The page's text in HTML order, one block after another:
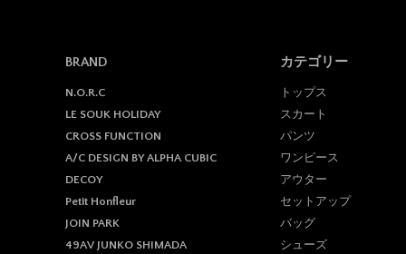
BRAND
N.O.R.C
LE SOUK HOLIDAY
CROSS FUNCTION
A/C DESIGN BY ALPHA CUBIC
DECOY
Petit Honfleur
JOIN PARK
49AV JUNKO SHIMADA
カテゴリー
トップス
スカート
パンツ
ワンピース
アウター
セットアップ
バッグ
シューズ